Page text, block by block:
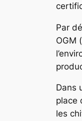
Par
OGM
Dans
place
les